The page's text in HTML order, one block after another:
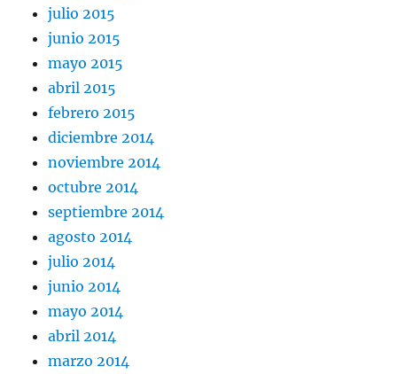
julio 2015
junio 2015
mayo 2015
abril 2015
febrero 2015
diciembre 2014
noviembre 2014
octubre 2014
septiembre 2014
agosto 2014
julio 2014
junio 2014
mayo 2014
abril 2014
marzo 2014